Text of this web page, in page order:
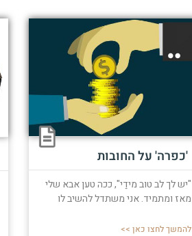
'כפרה' על החובות
"יש לך לב טוב מידַי", ככה טען אבא שלי
מאז ומתמיד. אני משתדל להשיב לו
להמשך לחצו כאן >>